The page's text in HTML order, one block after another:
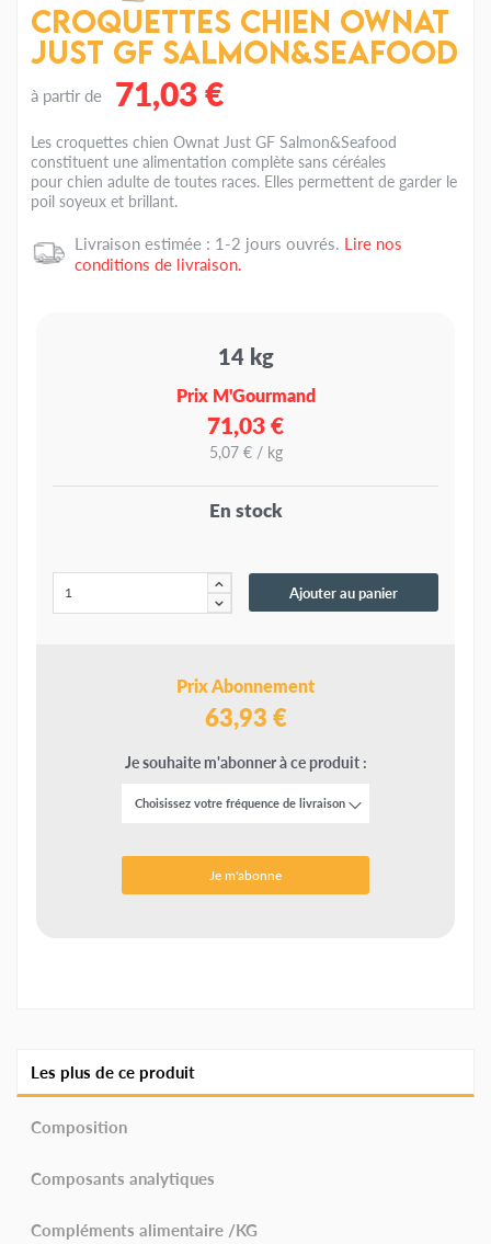
Croquettes chien Ownat
Just GF Salmon&Seafood
à partir de 71,03 €
Les croquettes chien Ownat Just GF Salmon&Seafood
constituent une alimentation complète sans céréales
pour chien adulte de toutes races. Elles permettent de garder le
poil soyeux et brillant.
Livraison estimée : 1-2 jours ouvrés. Lire nos
conditions de livraison.
14 kg
Prix M'Gourmand
71,03 €
5,07 € / kg
En stock
Ajouter au panier
Prix Abonnement
63,93 €
Je souhaite m'abonner à ce produit :
Je m'abonne
Les plus de ce produit
Composition
Composants analytiques
Compléments alimentaire /KG